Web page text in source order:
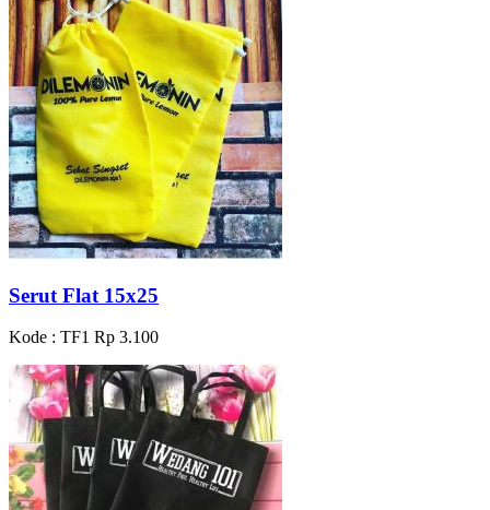
Serut Flat 15x25
Kode : TF1 Rp 3.100